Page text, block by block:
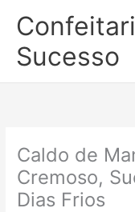
para
conteúdo
Sucesso
Caldo de
Cremoso,
Dias Frios